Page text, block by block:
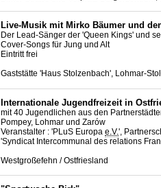
Live-Musik mit Mirko Bäumer und
Der Lead-Sänger der 'Queen Kings' und
Cover-Songs für Jung und Alt
Eintritt frei
Gaststätte 'Haus Stolzenbach', Lohmar-
Internationale Jugendfreizeit in
mit 40 Jugendlichen aus den
Pompey, Lohmar und Zarów
Veranstalter : 'PLuS Europa e.V.',
'Syndicat Intercommunal des relations
Westgroßefehn / Ostfriesland